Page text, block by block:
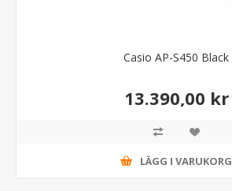
Casio AP-S450 Black
13.390,00 kr
LÄGG I VARUKORG